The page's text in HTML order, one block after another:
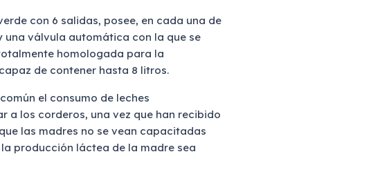
con 6 salidas, posee, en cada una de
una válvula automática con la que se
homologada para la
de contener hasta 8 litros.
el consumo de leches
a los corderos, una vez que han recibido
las madres no se vean capacitadas
producción láctea de la madre sea